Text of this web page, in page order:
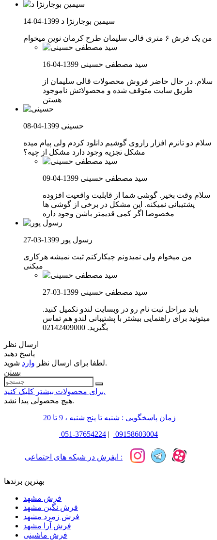
سیمین بوجارنژا د 1399-04-14
من یک فرش ۶ متری قالی سلیمان طرح کرمان نوین میخوام
سید مصطفی حسینی 1399-04-16
سلام. در حال حاضر فروش محصولات قالی سلیمان از
طریق سایت متوقف شده و محصولاتش ناموجود
هستن
حسینی 1399-04-08
سلام دو تانرم افزار راروی گوشیم دانلود کردم ولی پیام میده
مشکل تجزیه وجود دارد مشکل از چیه؟
سید مصطفی حسینی 1399-04-09
سلام وقت بخیر. گوشی شما از قابلیت واقعیت افزوده
پشتیبانی نمیکنه. این مشکل در برخی از گوشی ها
مخصوصا اگر کمی قدیمتر باشن وجود داره
رسول پور 1399-03-27
من میخوام ولی نمیدونم چیکارکنم ثبت نمیشه هرکاری
میکنی
سید مصطفی حسینی 1399-03-27
باید مراحل ثبت نام رو در وبسایت لندو تکمیل کنید.
میتونید برای راهنمایی بیشتر با پشتیبانی لندو هم تماس
بگیرید. 02142409000
ارسال نظر
پاسخ دهید
لطفا برای ارسال نظر وارد
شوید.
بستن
برای محصولات بیشتر کلیک کنید.
هیچ محصولی پیدا نشد.
زمان پاسخگویی : شنبه تا پنج شنبه ، 9 تا 20
051-37654224 | 09158603004
ایفرش در شبکه های اجتماعی :
بهترین برندها
فرش مشهد
فرش نگین مشهد
فرش زمرد مشهد
فرش آرا مشهد
فرش ماشینی